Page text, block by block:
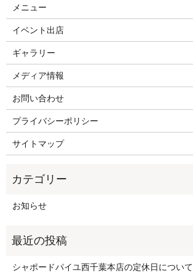
メニュー
イベント出店
ギャラリー
メディア情報
お問い合わせ
プライバシーポリシー
サイトマップ
お知らせ
シャポードパイユ西千葉本店の定休日について